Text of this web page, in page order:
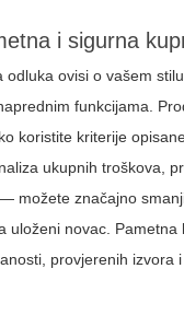
i sigurna
odluka ovisi o vašem
funkcijama.
koristite kriterije
ukupnih troškova,
možete značajno
uloženi novac. Pametna
provjerenih izvora